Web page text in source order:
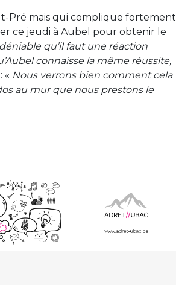
Pré mais qui complique fortement
ce jeudi à Aubel pour obtenir le
qu’il faut une réaction
connaisse la même réussite,
« Nous verrons bien comment cela
au mur que nous prestons le